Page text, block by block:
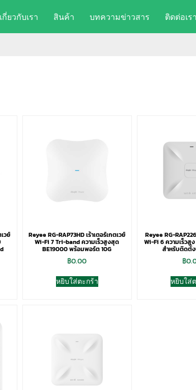
เกี่ยวกับเรา สินค้า บทความข่าวสาร ติดต่อเรา
วย์ Reyee RG-RAP73HD เร้าเตอร์เกตเวย์
Wi-Fi 7 Tri-band ความเร็วสูงสุด
BE19000 พร้อมพอร์ต 10G
฿0.00
หยิบใส่ตะกร้า
Reyee RG-
Wi-Fi 6 ความเร็วสู
สำหรับติดตั้
฿
หยิบใส่